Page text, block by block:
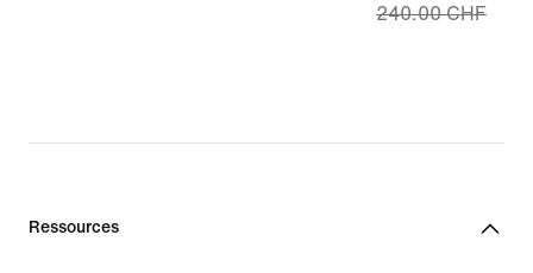
price
240.00 CHF
240.00 CHF
Ressources